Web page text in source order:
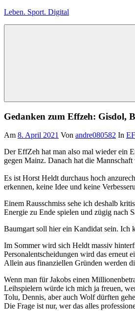
Zum
Leben. Sport. Digital
Gedanken zum Effzeh: Gisdol,
Am 8. April 2021 Von andre080582 In
Der EffZeh hat man also mal wieder ein
gegen Mainz. Danach hat die
Es ist Horst Heldt durchaus hoch
erkennen, keine Idee und keine
Einem Rausschmiss sehe ich deshalb
Energie zu Ende spielen und zügig nach
Baumgart soll hier ein Kandidat sein. Ich
Im Sommer wird sich Heldt massiv
Personalentscheidungen wird das erneut
Allein aus finanziellen Gründen werden
Wenn man für Jakobs einen
Leihspielern würde ich mich ja freuen,
Tolu, Dennis, aber auch Wolf dürften
Die Frage ist nur, wer das alles